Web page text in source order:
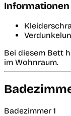
Bei diesem Bett
im Wohnraum.
Badezimmer 1